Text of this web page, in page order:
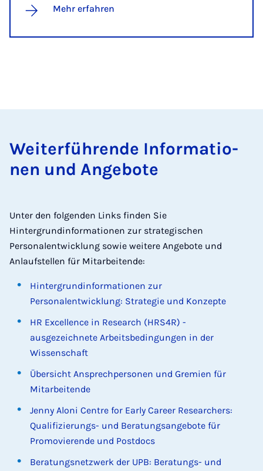
Mehr erfahren
Wei­ter­­füh­ren­­de In­­­for­­ma­ti­o­­
nen und An­­ge­­bo­te
Unter den folgenden Links finden Sie
Hintergrundinformationen zur strategischen
Personalentwicklung sowie weitere Angebote und
Anlaufstellen für Mitarbeitende:
Hintergrundinformationen zur
Personalentwicklung: Strategie und Konzepte
HR Excellence in Research (HRS4R) -
ausgezeichnete Arbeitsbedingungen in der
Wissenschaft
Übersicht Ansprechpersonen und Gremien für
Mitarbeitende
Jenny Aloni Centre for Early Career Researchers:
Qualifizierungs- und Beratungsangebote für
Promovierende und Postdocs
Beratungsnetzwerk der UPB: Beratungs- und